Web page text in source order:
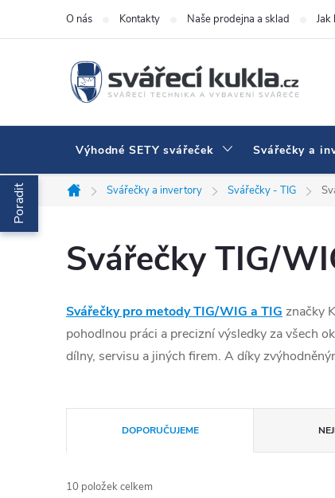
Přejít na obsahO nás Kontakty Naše prodejna a sklad Jak
Výhodné SETY svářeček Svářečky a
Domů
Svářečky a invertory Svářečky - TIG
Svářečky TIG/
Svářečky pro metody TIG/WIG a TIG značky
pohodlnou práci a precizní výsledky za všech
dílny, servisu a jiných firem. A díky
Řazení produktů
DOPORUČUJEME
10 položek celkem
Poradit